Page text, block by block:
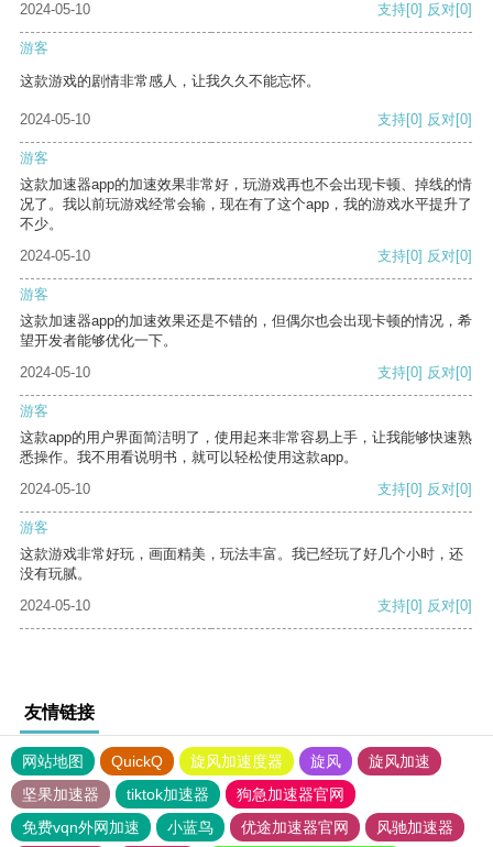
2024-05-10 支持[0] 反对[0]
游客
这款游戏的剧情非常感人，让我久久不能忘怀。
2024-05-10 支持[0] 反对[0]
游客
这款加速器app的加速效果非常好，玩游戏再也不会出现卡顿、掉线的情
况了。我以前玩游戏经常会输，现在有了这个app，我的游戏水平提升了
不少。
2024-05-10
支持[0] 反对[0]
游客
这款加速器app的加速效果还是不错的，但偶尔也会出现卡顿的情况，希
望开发者能够优化一下。
2024-05-10
支持[0] 反对[0]
游客
这款app的用户界面简洁明了，使用起来非常容易上手，让我能够快速熟
悉操作。我不用看说明书，就可以轻松使用这款app。
2024-05-10
支持[0] 反对[0]
游客
这款游戏非常好玩，画面精美，玩法丰富。我已经玩了好几个小时，还
没有玩腻。
2024-05-10
支持[0] 反对[0]
友情链接
网站地图 QuickQ 旋风加速度器 旋风
旋风加速
坚果加速器
tiktok加速器
狗急加速器官网
免费vqn外网加速
小蓝鸟 优途加速器官网 风驰加速器